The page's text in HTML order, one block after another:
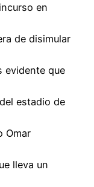
en
de disimular
evidente que
estadio de
Omar
lleva un